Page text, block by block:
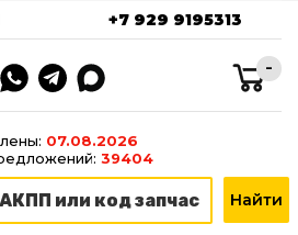
+7 929 9195313
-
07.08.2026
39404